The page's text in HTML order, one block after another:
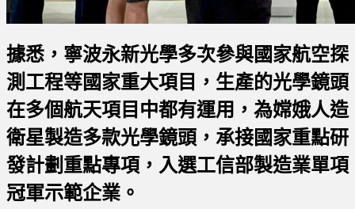
據悉，寧波永新光學多次參與國家航空探
測工程等國家重大項目， 生產的光學鏡頭
在多個航天項目中都有運用， 為嫦娥人造
衛星製造多款光學鏡頭，承接國家重點研
發計劃重點專項，入選工信部製造業單項
冠軍示範企業。